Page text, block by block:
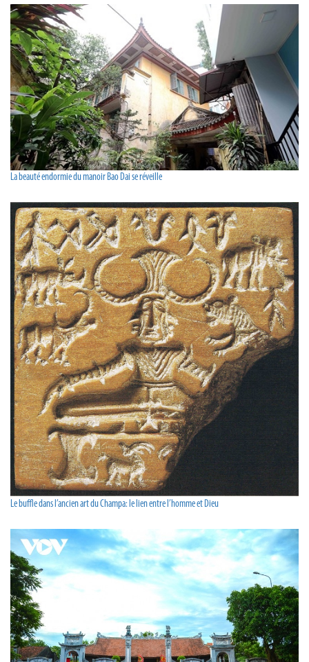
La beauté endormie du manoir Bao Dai se réveille
Le buffle dans l’ancien art du Champa: le lien entre l’homme et Dieu